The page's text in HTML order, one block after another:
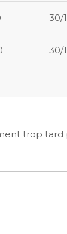
30/
30/
trop tard